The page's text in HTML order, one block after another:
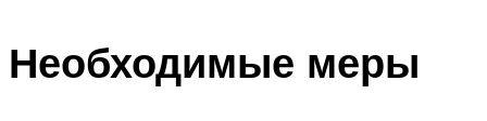
Необходимые меры